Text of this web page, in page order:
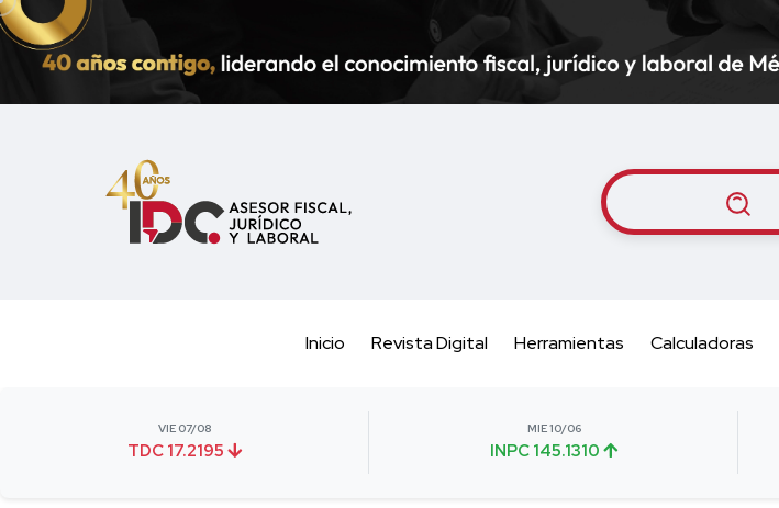
Inicio Revista Digital Herramientas Calculadoras
VIE 07/08
TDC 17.2195
MIE 10/06
INPC 145.1310